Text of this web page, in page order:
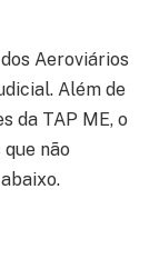
Aeroviários
Além de
da TAP ME, o
não